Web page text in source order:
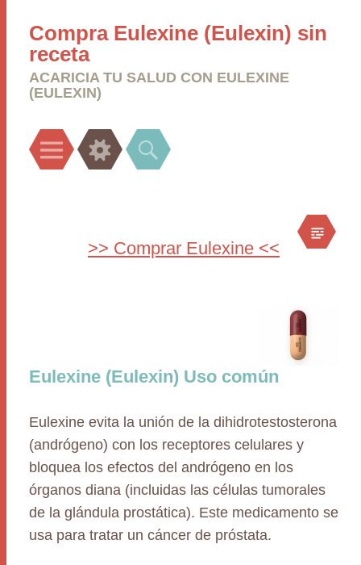
Compra Eulexine (Eulexin) sin
receta
ACARICIA TU SALUD CON EULEXINE
(EULEXIN)
Menu Widgets Search
>> Comprar Eulexine <<
Eulexine (Eulexin) Uso común
Eulexine evita la unión de la dihidrotestosterona
(andrógeno) con los receptores celulares y
bloquea los efectos del andrógeno en los
órganos diana (incluidas las células tumorales
de la glándula prostática). Este medicamento se
usa para tratar un cáncer de próstata.